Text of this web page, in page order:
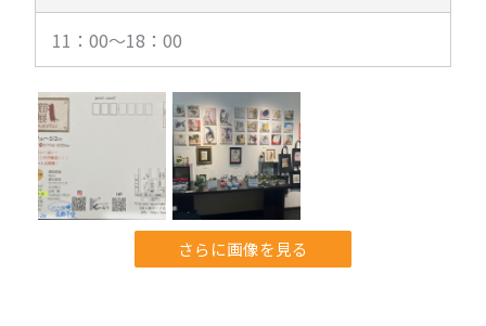
11：00～18：00
さらに画像を見る